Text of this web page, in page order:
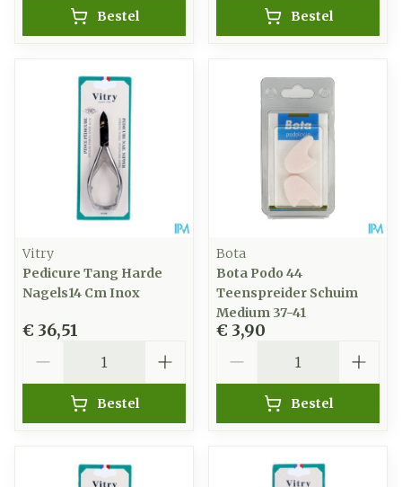
Bestel Bestel
Vitry
Pedicure Tang Harde
Nagels14 Cm Inox
€ 36,51
Bestel
Bota
Bota Podo 44
Teenspreider Schuim
Medium 37-41
€ 3,90
Bestel